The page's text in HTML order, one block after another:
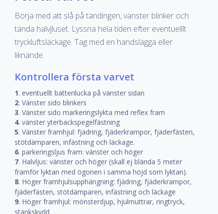
Börja med att slå på tändingen, vänster blinker och
tända halvjluset. Lyssna hela tiden efter eventuelllt
tryckluftsläckage. Tag med en handslägga eller
liknande.
Kontrollera första varvet
1. eventuellt batterilucka på vänster sidan
2. Vänster sido blinkers
3. Vänster sido markeringslykta med reflex fram
4. vänster yterbackspegelfästning
5. Vänster framhjul: fjädring, fjäderkrampor, fjäderfästen,
stötdämparen, infästning och läckage.
6. parkeringsljus fram: vänster och höger
7. Halvljus: vänster och höger (skall ej blända 5 meter
framför lyktan med ögonen i samma höjd som lyktan).
8. Höger framhjulsupphängning: fjädring, fjäderkrampor,
fjäderfästen, stötdämparen, infästning och läckage
9. Höger framhjul: mönsterdjup, hjulmuttrar, ringtryck,
stänkskydd